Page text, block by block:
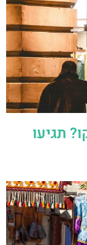
תגיעו